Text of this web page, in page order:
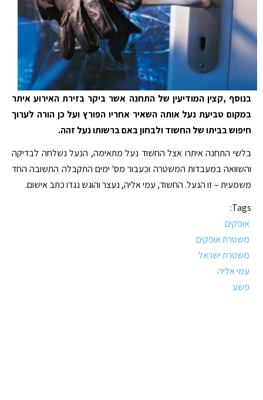
בנוסף ,קצין המודיעין של התחנה אשר ביקר בזירת האירוע איתר
במקום טביעת נעל אותה השאיר אחריו הפורץ ועל כן הורה לערוך
חיפוש בביתו של החשוד ולבחון באם ברשותו נעל זהה.
בלשי התחנה איתרו אצל החשוד נעל מתאימה, הנעל נשלחה לבדיקה
והשוואה במעבדות המשטרה וכעבור מס' ימים התקבלה התשובה החד
משמעית – זו הנעל. החשוד, עמי אליה, נעצר והוגש נגדו כתב אישום.
Tags:
אופקים
משטרת אופקים
משטרת ישראל
עמי אליה
פשע